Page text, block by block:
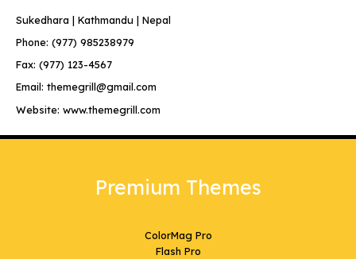
Sukedhara | Kathmandu | Nepal
Phone: (977) 985238979
Fax: (977) 123-4567
Email: themegrill@gmail.com
Website: www.themegrill.com
Premium Themes
ColorMag Pro
Flash Pro